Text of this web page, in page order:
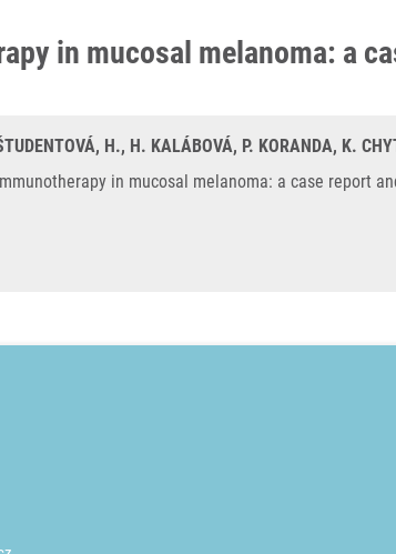
in mucosal melanoma: a
H., H. KALÁBOVÁ, P. KORANDA, K.
in mucosal melanoma: a case report